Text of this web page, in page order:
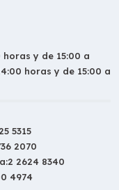
horas y de 15:00 a
horas y de 15:00 a
5315
2070
2 2624 8340
4974